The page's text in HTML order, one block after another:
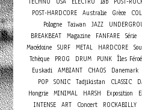
POST-HARDCORE Australie Grèce
Pologne
Taiwan JAZZ
BREAKBEAT Magazine FANFARE Série
Macédoine SURF METAL HARDCORE
Tchèque
PROG DRUM PUNK Îles Féroé
Euskadi AMBIANT CHAOS Danemark
POP SONIC Tadjikistan CLASSIC
Hongrie
MINIMAL HARSH Exposition
INTENSE ART Concert ROCKABILLY